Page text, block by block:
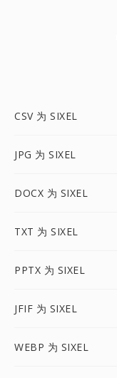
CSV 为 SIXEL
JPG 为 SIXEL
DOCX 为 SIXEL
TXT 为 SIXEL
PPTX 为 SIXEL
JFIF 为 SIXEL
WEBP 为 SIXEL